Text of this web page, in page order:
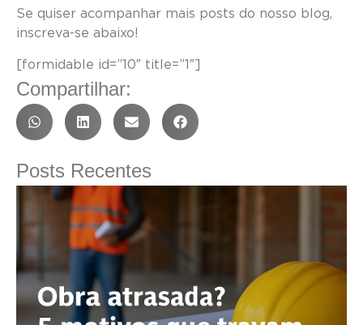
Se quiser acompanhar mais posts do nosso blog,
inscreva-se abaixo!
[formidable id=”10″ title=”1″]
Compartilhar:
Posts Recentes